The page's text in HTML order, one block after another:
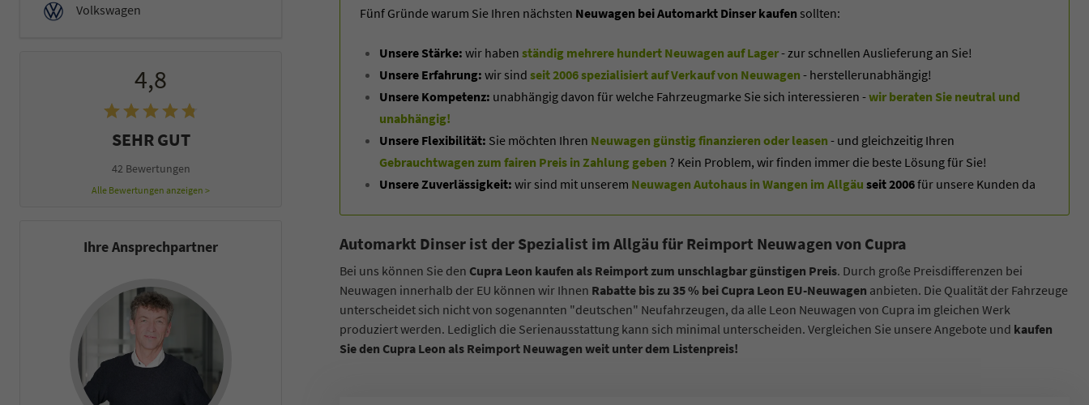
Fünf Gründe warum Sie Ihren nächsten Neuwagen bei Automarkt Dinser kaufen sollten:
Unsere Stärke: wir habenständig mehrere hundert Neuwagen auf Lager- zur schnellen Auslieferung an Sie!
Unsere Erfahrung: wir sindseit 2006 spezialisiert auf Verkauf von Neuwagen - herstellerunabhängig!
Unsere Kompetenz: unabhängig davon für welche Fahrzeugmarke Sie sich interessieren -wir beraten Sie neutral und
unabhängig!
Unsere Flexibilität: Sie möchten Ihren Neuwagen günstig finanzieren oder leasen - und gleichzeitig Ihren
Gebrauchtwagen zum fairen Preis in Zahlung geben ? Kein Problem, wir finden immer die beste Lösung für Sie!
Unsere Zuverlässigkeit: wir sind mit unserem Neuwagen Autohaus in Wangen im Allgäu seit 2006für unsere Kunden da
Automarkt Dinser ist der Spezialist im Allgäu für Reimport Neuwagen von Cupra
Bei uns können Sie den Cupra Leon kaufen als Reimport zum unschlagbar günstigen Preis. Durch große Preisdifferenzen bei
Neuwagen innerhalb der EU können wir Ihnen Rabatte bis zu 35 % bei Cupra Leon EU-Neuwagen anbieten. Die Qualität der Fahrzeuge
unterscheidet sich nicht von sogenannten "deutschen" Neufahrzeugen, da alle Leon Neuwagen von Cupra im gleichen Werk
produziert werden. Lediglich die Serienausstattung kann sich minimal unterscheiden. Vergleichen Sie unsere Angebote und kaufen
Sie den Cupra Leon als Reimport Neuwagen weit unter dem Listenpreis!
Volkswagen
4,8
SEHR GUT
42 Bewertungen
Alle Bewertungen anzeigen >
Ihre Ansprechpartner